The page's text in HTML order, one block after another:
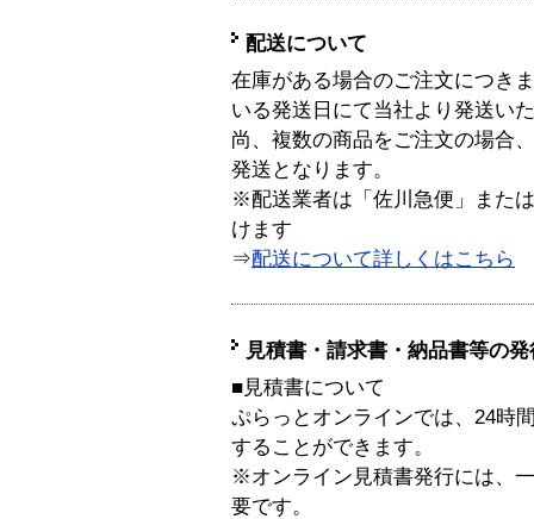
配送について
在庫がある場合のご注文につき
いる発送日にて当社より発送い
尚、複数の商品をご注文の場合
発送となります。
※配送業者は「佐川急便」また
けます
⇒配送について詳しくはこちら
見積書・請求書・納品書等の
■見積書について
ぷらっとオンラインでは、24時
することができます。
※オンライン見積書発行には、
要です。